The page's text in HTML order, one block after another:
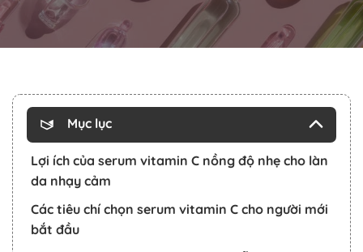
Mục lục
Lợi ích của serum vitamin C nồng độ nhẹ cho làn
da nhạy cảm
Các tiêu chí chọn serum vitamin C cho người mới
bắt đầu